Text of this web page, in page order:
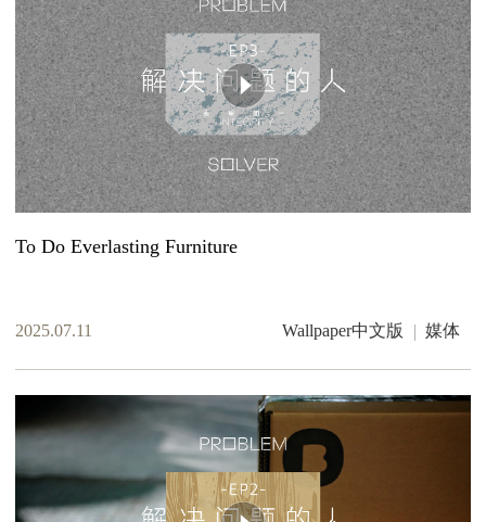
To Do Everlasting Furniture
2025.07.11 Wallpaper中文版 媒体